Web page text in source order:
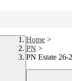
Home >
PN >
PN Estate 26-